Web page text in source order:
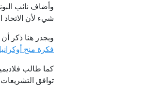
وأضاف نائب
شيء لأن الاتحاد
ويجدر هنا ذكر
فكرة منح
توافق التشريعات